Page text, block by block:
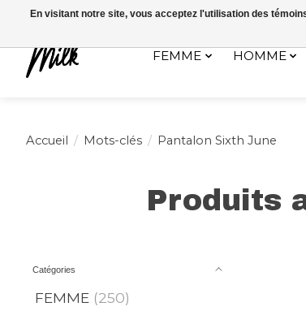
Expédition sous 48h / Livraison gratuite dès 150€
FEMME HOMME
Accueil / Mots-clés / Pantalon Sixth June
Produits
Catégories
FEMME (250)
En visitant notre site, vous acceptez l'utilisation des